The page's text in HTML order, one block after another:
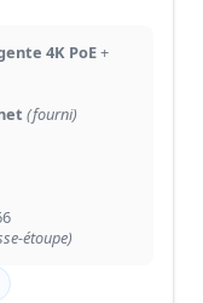
4K PoE+
(fourni)
étoupe)